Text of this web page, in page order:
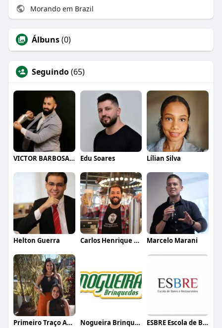
Morando em Brazil
Álbuns(0)
Seguindo(65)
VICTOR BARBOSA QUARANTA Edu Soares Lílian Silva
Helton Guerra Carlos Henrique de Faria Vasconcelos Marcelo Marani
Primeiro Traço Arquitetura Nogueira Brinquedos ESBRE Escola de Bares e Restaurantes